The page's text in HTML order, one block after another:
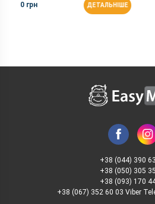
0 грн ДЕТАЛЬНІШЕ
+38 (044) 390
+38 (050) 305
+38 (093) 170
+38 (067) 352 60 03 Viber